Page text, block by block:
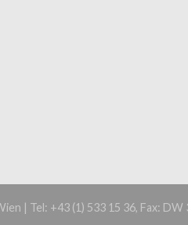
| Tel: +43 (1) 533 15 36, Fax: